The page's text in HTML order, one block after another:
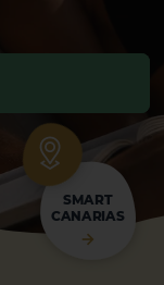
SMART
CANARIAS